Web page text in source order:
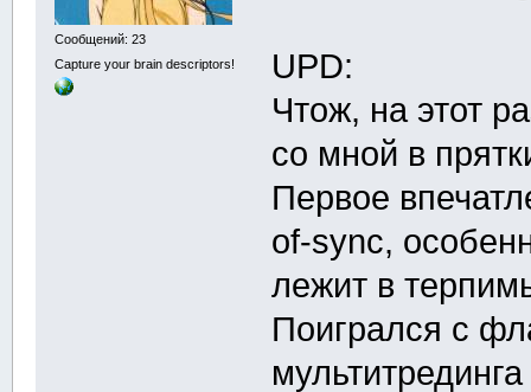
Сообщений: 23
Capture your brain descriptors!
UPD:
Чтож, на этот
со мной в
Первое
of-sync,
лежит в
Поигрался с